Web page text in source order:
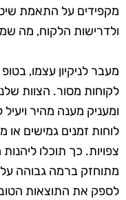
מקפידים על התאמת
ולדרישות הלקוח, מה
מעבר לניקיון עצמו,
לקוחות מסור. הצוות
ומעניק מענה מהיר
לוחות זמנים גמישים
צפויות. כך תוכלו
מתוחזק ברמה גבוהה על
לספק את התוצאות